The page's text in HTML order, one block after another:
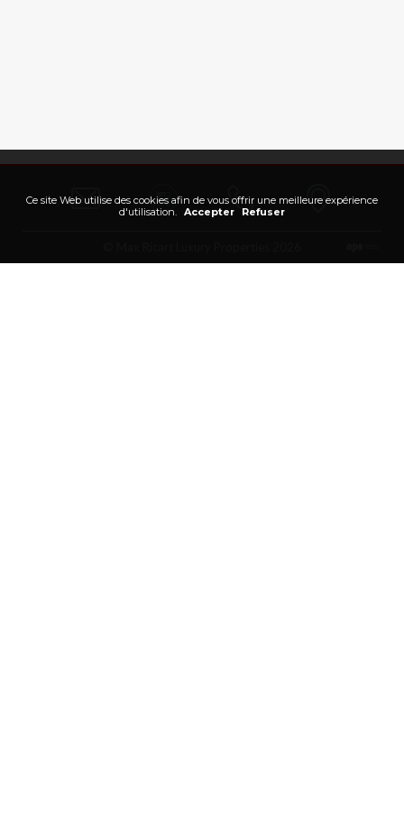
Ce site Web utilise des cookies afin de vous offrir une meilleure expérience
d'utilisation. Accepter Refuser